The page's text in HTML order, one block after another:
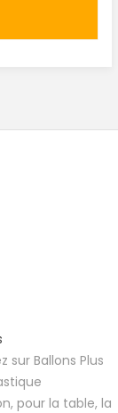
sur Ballons Plus
pour la table, la